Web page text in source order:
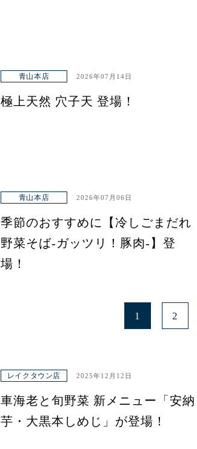
青山本店 2026年07月14日
極上天然 穴子天 登場！
青山本店 2026年07月06日
季節のおすすめに【冷しごまだれ
野菜そば-ガッツリ！豚肉-】登
場！
1 2
レイクタウン店 2025年12月12日
車海老と旬野菜 新メニュー「安納
芋・大黒本しめじ」が登場！